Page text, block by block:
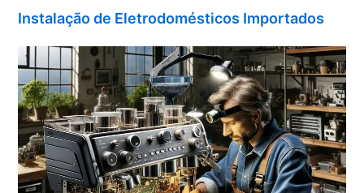
Instalação de Eletrodomésticos Importados